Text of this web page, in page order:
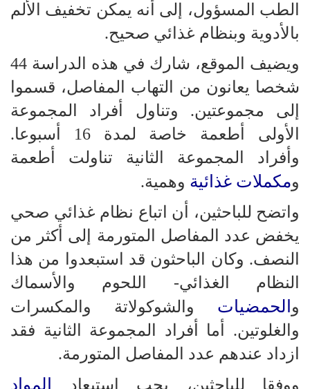
الطب المسؤول، إلى أنه يمكن تخفيف الألم
بالأدوية وبنظام غذائي صحيح.
ويضيف الموقع، شارك في هذه الدراسة 44
شخصا يعانون من التهاب المفاصل، قسموا
إلى مجموعتين. وتناول أفراد المجموعة
الأولى أطعمة خاصة لمدة 16 أسبوعا.
وأفراد المجموعة الثانية تناولت أطعمة
ومكملات غذائية وهمية.
واتضح للباحثين، أن اتباع نظام غذائي صحي
يخفض عدد المفاصل المتورمة إلى أكثر من
النصف. وكان الباحثون قد استبعدوا من هذا
النظام الغذائي- اللحوم والأسماك
و الحمضيات والشوكولاتة والمكسرات
والغلوتين. أما أفراد المجموعة الثانية فقد
ازداد عندهم عدد المفاصل المتورمة.
ووفقا للباحثين، يجب استبعاد المواد